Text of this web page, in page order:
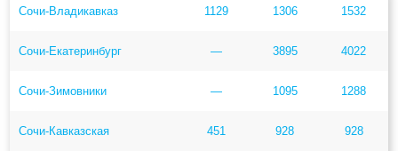
Сочи-Владикавказ 1129 1306 1532
Сочи-Екатеринбург — 3895 4022
Сочи-Зимовники — 1095 1288
Сочи-Кавказская 451 928 928